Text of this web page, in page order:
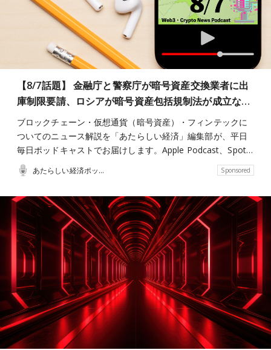
【8/7話題】 金融庁と警察庁が暗号資産交換業者に出
庫制限要請、ロシアが暗号資産包括規制法が成立な…
ブロックチェーン・仮想通貨（暗号資産）・フィンテックに
ついてのニュース解説を「あたらしい経済」編集部が、平日
毎日ポッドキャストでお届けします。Apple Podcast、Spot…
あたらしい経済ポッドキャスト Sponsored